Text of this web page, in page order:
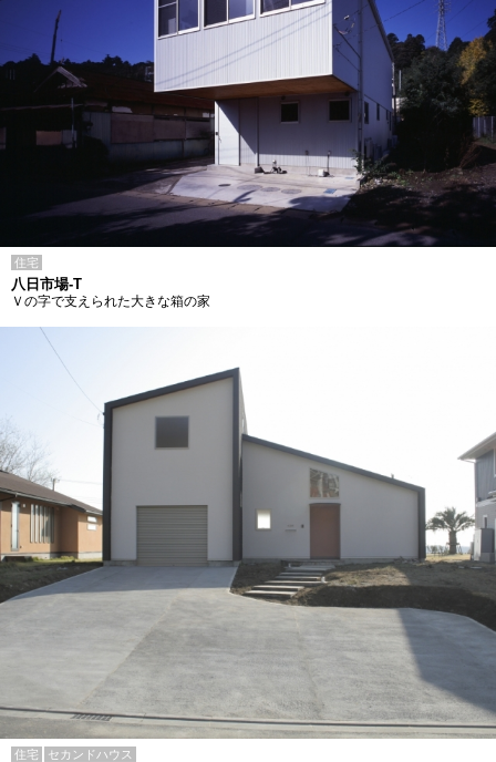
住宅
八日市場-T
Ｖの字で支えられた大きな箱の家
住宅 セカンドハウス